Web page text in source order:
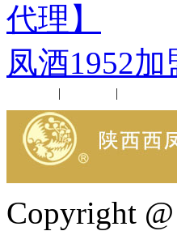
代理】
下
凤酒1952加
| |
Copyright